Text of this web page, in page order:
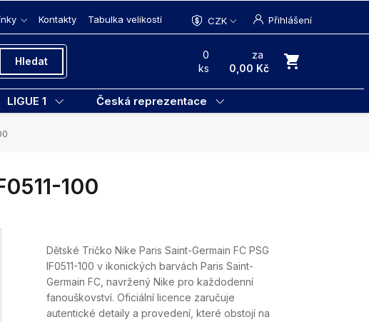
Kontakty Tabulka velikostí CZK Přihlášení
Hledat
0
ks
za
0,00 Kč
LIGUE 1 Česká reprezentace
100
Dětské Tričko Nike Paris Saint-Germain FC PSG
IF0511-100 v ikonických barvách Paris Saint-
Germain FC, navržený Nike pro každodenní
fanouškovství. Oficiální licence zaručuje
autentické detaily a provedení, které obstojí na